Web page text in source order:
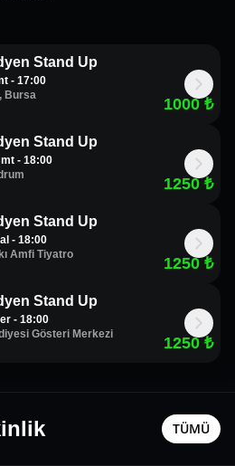
Oyunu
PortakalAltı Buluşmaları
Sürpriz Gösteri
Balesi
Stand Up
- 17:00
Bursa
1000₺
Stand Up
- 18:00
1250₺
Stand Up
- 18:00
Amfi Tiyatro
1250₺
Stand Up
- 18:00
Gösteri Merkezi
1250₺
TÜMÜ
26
İzmir•